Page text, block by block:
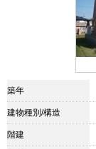
築年
建物種別/構造
階建